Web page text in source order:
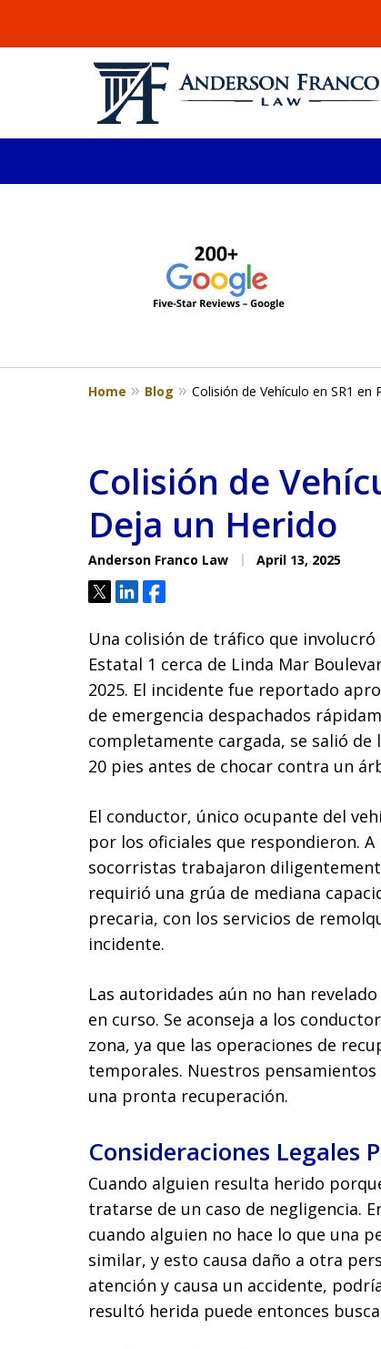
Millones recuperados en el
4
Home Blog Colisión de Vehículo en SR1 en
Colisión de
Deja un Herido
Anderson Franco Law April 13, 2025
TweetShareShare
Una colisión de tráfico que
Estatal 1 cerca de Linda Mar
2025. El incidente fue reportado
de emergencia despachados
completamente cargada, se salió
20 pies antes de chocar contra un
El conductor, único ocupante del
por los oficiales que respondieron.
socorristas trabajaron
requirió una grúa de mediana
precaria, con los servicios de
incidente.
Las autoridades aún no han
en curso. Se aconseja a los
zona, ya que las operaciones de
temporales. Nuestros
una pronta recuperación.
Consideraciones Legales
Cuando alguien resulta herido
tratarse de un caso de negligencia.
cuando alguien no hace lo que una
similar, y esto causa daño a otra
atención y causa un accidente,
resultó herida puede entonces